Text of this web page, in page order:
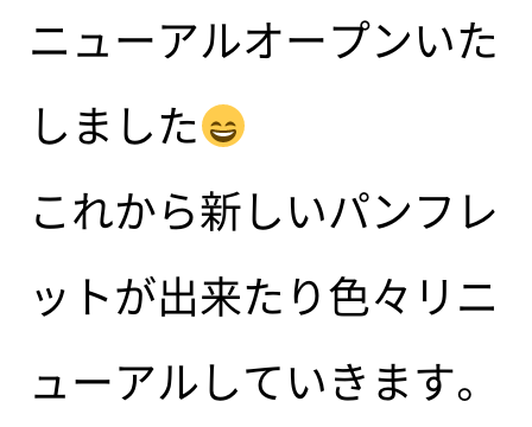
ニューアルオープンいた
しました
これから新しいパンフレ
ットが出来たり色々リニ
ューアルしていきます。